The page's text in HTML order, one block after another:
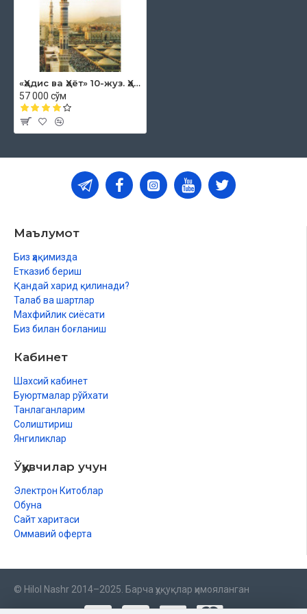
Ҳарами шарифга ҳадйи аташ
Макка ҳарами фазли ҳақида
Маккага эҳромсиз кириш жоиз
Замзам сувидан ичиш ва олиб кетиш
Ҳожига сув бериш фазли
Каъбани Аллоҳ таоло ҳифз этгани ҳақида
Мадинанинг фазли ҳақида
Мадина Аллоҳ таоло инояти ила қўрилган
Набий алайҳиссаломнинг Мадинага ва унинг аҳлига дуолари
Набий соллаллоҳу алайҳи васаллам қабрларини зиёрат қилиш
«Ҳадис ва Ҳаёт» 10-жуз. Ҳаж китоби
57 000 сўм
Маълумот
Биз ҳақимизда
Етказиб бериш
Қандай харид қилинади?
Талаб ва шартлар
Махфийлик сиёсати
Биз билан боғланиш
Кабинет
Шахсий кабинет
Буюртмалар рўйхати
Танлаганларим
Солиштириш
Янгиликлар
Ўқувчилар учун
Электрон Китоблар
Обуна
Сайт харитаси
Оммавий оферта
© Hilol Nashr 2014–2025. Барча ҳуқуқлар ҳимояланган